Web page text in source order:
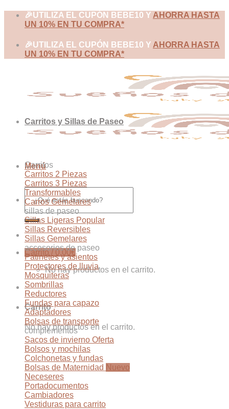
Skip
🎉UTILIZA EL CUPÓN BEBE10 Y AHORRA HASTA
UN 10% EN TU COMPRA*
🎉UTILIZA EL CUPÓN BEBE10 Y AHORRA HASTA
UN 10% EN TU COMPRA*
Menú
Buscar
por:
Carrito /0,00€
No hay productos en el carrito.
Carrito
No hay productos en el carrito.
Carritos y Sillas de Paseo
Carritos
Carritos 2 Piezas
Carritos 3 Piezas
Transformables
Carros Gemelares
sillas de paseo
Sillas Ligeras
Sillas Reversibles
Sillas Gemelares
accesorios de paseo
Patinetes y asientos
Protectores de lluvia
Mosquiteras
Sombrillas
Reductores
Fundas para capazo
Adaptadores
Bolsas de transporte
complementos
Sacos de invierno
Bolsos y mochilas
Colchonetas y fundas
Bolsas de Maternidad
Neceseres
Portadocumentos
Cambiadores
Vestiduras para carrito